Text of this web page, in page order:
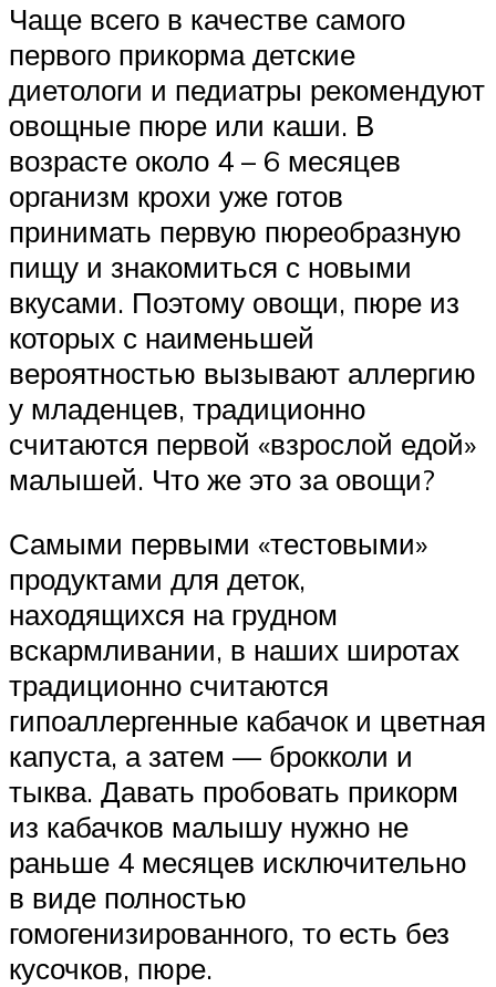
Чаще всего в качестве самого
первого прикорма детские
диетологи и педиатры рекомендуют
овощные пюре или каши. В
возрасте около 4 – 6 месяцев
организм крохи уже готов
принимать первую пюреобразную
пищу и знакомиться с новыми
вкусами. Поэтому овощи, пюре из
которых с наименьшей
вероятностью вызывают аллергию
у младенцев, традиционно
считаются первой «взрослой едой»
малышей. Что же это за овощи?
Самыми первыми «тестовыми»
продуктами для деток,
находящихся на грудном
вскармливании, в наших широтах
традиционно считаются
гипоаллергенные кабачок и цветная
капуста, а затем — брокколи и
тыква. Давать пробовать прикорм
из кабачков малышу нужно не
раньше 4 месяцев исключительно
в виде полностью
гомогенизированного, то есть без
кусочков, пюре.